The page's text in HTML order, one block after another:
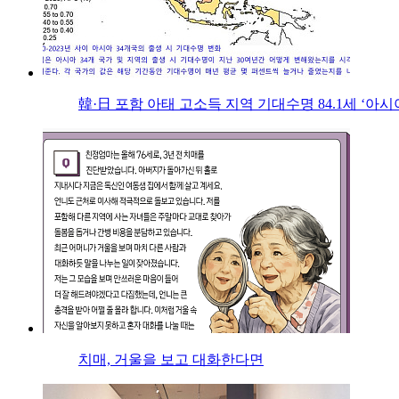
韓·日 포함 아태 고소득 지역 기대수명 84.1세 ‘아시
치매, 거울을 보고 대화한다면